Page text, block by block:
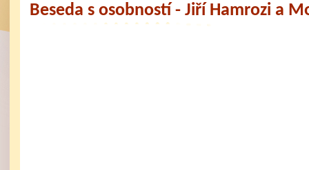
Beseda s osobností - Jiří Hamrozi a